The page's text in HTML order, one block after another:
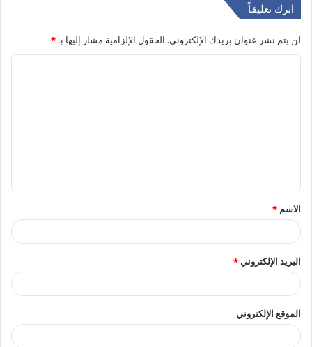
اترك تعليقاً
لن يتم نشر عنوان بريدك الإلكتروني. الحقول الإلزامية مشار إليها بـ*
ق
*
الاسم *
البريد الإلكتروني*
الموقع الإلكتروني